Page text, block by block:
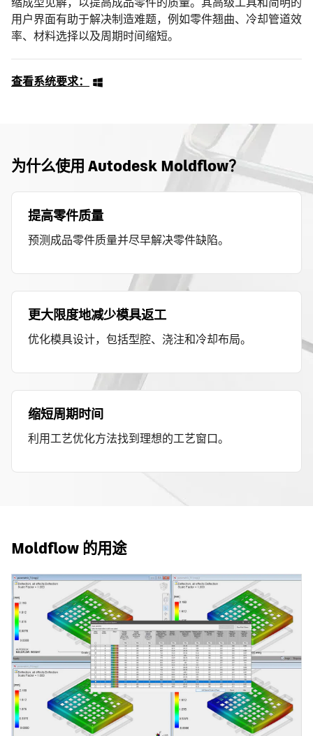
用户界面有助于解决制造难题，例如零件翘曲、冷却管道效
率、材料选择以及周期时间缩短。
查看系统要求：
为什么使用 Autodesk Moldflow？
提高零件质量
预测成品零件质量并尽早解决零件缺陷。
更大限度地减少模具返工
优化模具设计，包括型腔、浇注和冷却布局。
缩短周期时间
利用工艺优化方法找到理想的工艺窗口。
Moldflow 的用途